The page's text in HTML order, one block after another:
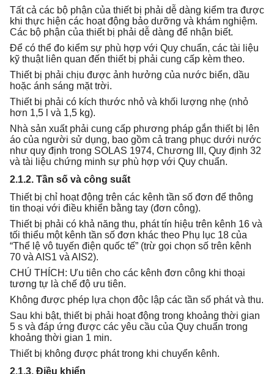
Tất cả các bộ phận của thiết bị phải dễ dàng kiểm tra được
khi thực hiện các hoạt động bảo dưỡng và khám nghiệm.
Các bộ phận của thiết bị phải dễ dàng để nhận biết.
Để có thể đo kiểm sự phù hợp với Quy chuẩn, các tài liệu
kỹ thuật liên quan đến thiết bị phải cung cấp kèm theo.
Thiết bị phải chịu được ảnh hưởng của nước biển, dầu
hoặc ánh sáng mặt trời.
Thiết bị phải có kích thước nhỏ và khối lượng nhẹ (nhỏ
hơn 1,5 l và 1,5 kg).
Nhà sản xuất phải cung cấp phương pháp gắn thiết bị lên
áo của người sử dụng, bao gồm cả trang phục dưới nước
như quy định trong SOLAS 1974, Chương III, Quy định 32
và tài liệu chứng minh sự phù hợp với Quy chuẩn.
2.1.2. Tần số và công suất
Thiết bị chỉ hoạt động trên các kênh tần số đơn để thông
tin thoại với điều khiển bằng tay (đơn công).
Thiết bị phải có khả năng thu, phát tín hiệu trên kênh 16 và
tối thiểu một kênh tần số đơn khác theo Phụ lục 18 của
“Thể lệ vô tuyến điện quốc tế” (trừ gọi chọn số trên kênh
70 và AIS1 và AIS2).
CHÚ THÍCH: Ưu tiên cho các kênh đơn công khi thoại
tương tự là chế độ ưu tiên.
Không được phép lựa chọn độc lập các tần số phát và thu.
Sau khi bật, thiết bị phải hoạt động trong khoảng thời gian
5 s và đáp ứng được các yêu cầu của Quy chuẩn trong
khoảng thời gian 1 min.
Thiết bị không được phát trong khi chuyển kênh.
2.1.3. Điều khiển